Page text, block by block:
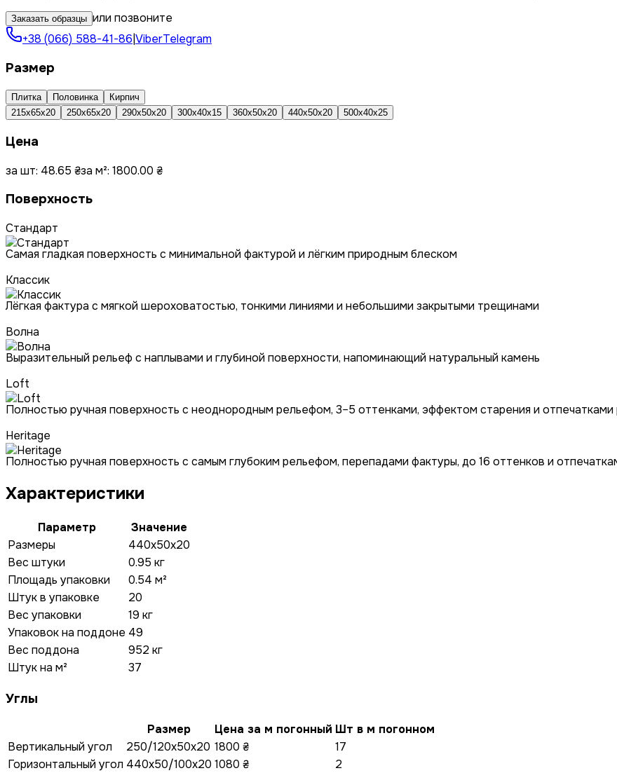
Заказать образцы или позвоните
+38 (066) 588-41-86 ViberTelegram
Размер
Плитка Половинка
Кирпич
215x65x20
250x65x20 290x50x20 300x40x15 360x50x20 440x50x20 500x40x25
Цена
за шт: 48.65 ₴за м²: 1800.00 ₴
Поверхность
Стандарт
Самая гладкая поверхность с минимальной фактурой и лёгким природным блеском
Классик
Лёгкая фактура с мягкой шероховатостью, тонкими линиями и небольшими закрытыми трещинами
Волна
Выразительный рельеф с наплывами и глубиной поверхности, напоминающий натуральный камень
Loft
Полностью ручная поверхность с неоднородным рельефом, 3–5 оттенками, эффектом старения и отпечатками
Heritage
Полностью ручная поверхность с самым глубоким рельефом, перепадами фактуры, до 16 оттенков и
Характеристики
Параметр
Значение
Размеры
440x50x20
Вес штуки
0.95 кг
Площадь упаковки
0.54 м²
Штук в упаковке
20
Вес упаковки
19 кг
Упаковок на поддоне 49
Вес поддона
952 кг
Штук на м²
37
Углы
Размер Цена за м погонный Шт в м погонном
Вертикальный угол
250/120x50x20 1800 ₴
17
Горизонтальный угол 440x50/100x20 1080 ₴ 2